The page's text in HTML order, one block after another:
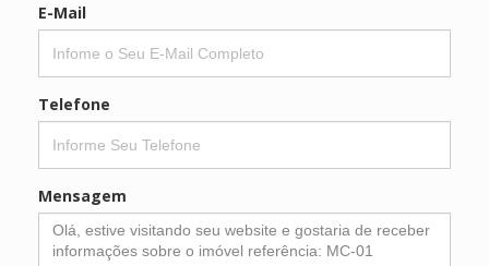
E-Mail
Telefone
Mensagem